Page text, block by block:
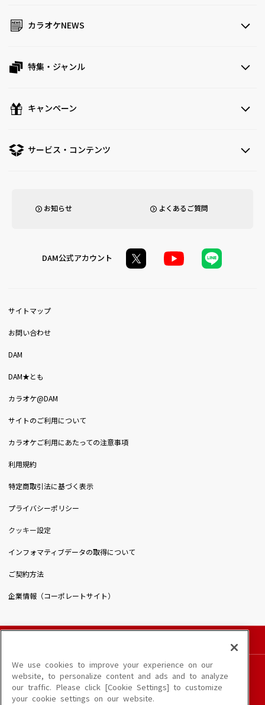
カラオケNEWS
特集・ジャンル
キャンペーン
サービス・コンテンツ
お知らせ よくあるご質問
DAM公式アカウント
サイトマップ
お問い合わせ
DAM
DAM★とも
カラオケ@DAM
サイトのご利用について
カラオケご利用にあたっての注意事項
利用規約
特定商取引法に基づく表示
プライバシーポリシー
クッキー設定
インフォマティブデータの取得について
ご契約方法
企業情報（コーポレートサイト）
このサイトに掲載されている一切の文章・画像・写真・動画・音声等を、手段や形態を
問わず、著作権法の定める範囲を超えて無断で複製、転載、ファイル化などすることを
禁じます。
楽曲によりMYリスト保存ができない場合があります。
We use cookies to improve your experience on our
website, to personalize content and ads and to analyze
our traffic. Please click [Cookie Settings] to customize
your cookie settings on our website.